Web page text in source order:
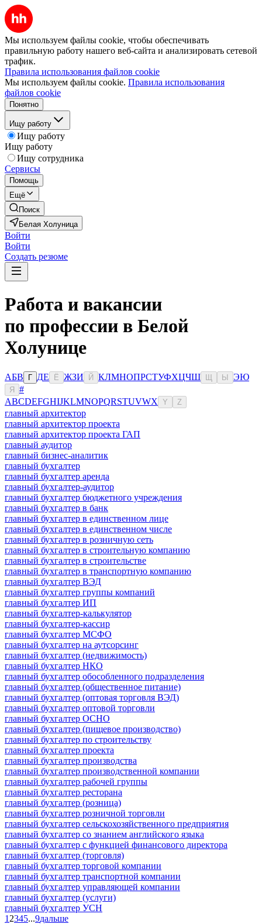
Мы используем файлы cookie, чтобы обеспечивать
правильную работу нашего веб-сайта и анализировать сетевой
трафик.
Правила использования файлов cookie
Мы используем файлы cookie. Правила использования
файлов cookie
Понятно
Ищу работу
Ищу работу
Ищу работу
Ищу сотрудника
Сервисы
Помощь
Ещё
Поиск
Белая Холуница
Войти
Войти
Создать резюме
Работа и вакансии
по профессии в Белой
Холунице
АБВ Г ДЕ Ё ЖЗИ Й КЛМНОПРСТУФХЦЧШ Ы ЭЮ
Я
#
ABCDEFGHIJKLMNOPQRSTUVWX Y Z
главный архитектор
главный архитектор проекта
главный архитектор проекта ГАП
главный аудитор
главный бизнес-аналитик
главный бухгалтер
главный бухгалтер аренда
главный бухгалтер-аудитор
главный бухгалтер бюджетного учреждения
главный бухгалтер в банк
главный бухгалтер в единственном лице
главный бухгалтер в единственном числе
главный бухгалтер в розничную сеть
главный бухгалтер в строительную компанию
главный бухгалтер в строительстве
главный бухгалтер в транспортную компанию
главный бухгалтер ВЭД
главный бухгалтер группы компаний
главный бухгалтер ИП
главный бухгалтер-калькулятор
главный бухгалтер-кассир
главный бухгалтер МСФО
главный бухгалтер на аутсорсинг
главный бухгалтер (недвижимость)
главный бухгалтер НКО
главный бухгалтер обособленного подразделения
главный бухгалтер (общественное питание)
главный бухгалтер (оптовая торговля ВЭД)
главный бухгалтер оптовой торговли
главный бухгалтер ОСНО
главный бухгалтер (пищевое производство)
главный бухгалтер по строительству
главный бухгалтер проекта
главный бухгалтер производства
главный бухгалтер производственной компании
главный бухгалтер рабочей группы
главный бухгалтер ресторана
главный бухгалтер (розница)
главный бухгалтер розничной торговли
главный бухгалтер сельскохозяйственного предприятия
главный бухгалтер со знанием английского языка
главный бухгалтер с функцией финансового директора
главный бухгалтер (торговля)
главный бухгалтер торговой компании
главный бухгалтер транспортной компании
главный бухгалтер управляющей компании
главный бухгалтер (услуги)
главный бухгалтер УСН
1 2345...9дальше